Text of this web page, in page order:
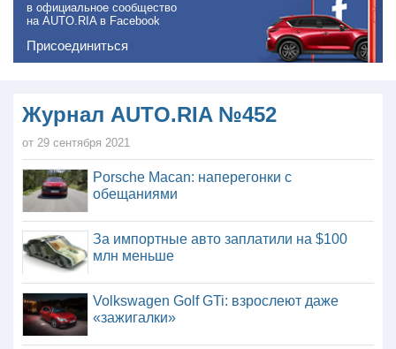
в официальное сообщество
на AUTO.RIA в Facebook
Присоединиться
Журнал AUTO.RIA №452
от 29 сентября 2021
Porsche Macan: наперегонки с
обещаниями
За импортные авто заплатили на $100
млн меньше
Volkswagen Golf GTi: взрослеют даже
«зажигалки»